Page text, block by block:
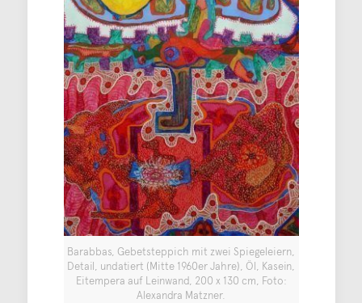
Barabbas, Gebetsteppich mit zwei Spiegeleiern,
Detail, undatiert (Mitte 1960er Jahre), Öl, Kasein,
Eitempera auf Leinwand, 200 x 130 cm, Foto:
Alexandra Matzner.